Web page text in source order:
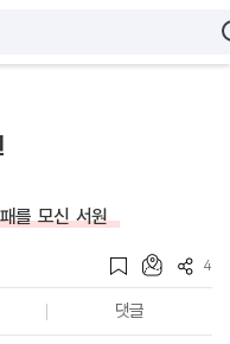
를 모신 서원
4
댓글